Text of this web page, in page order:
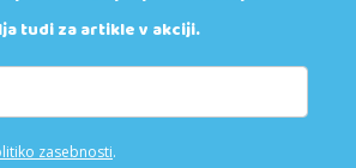
tudi za artikle v akciji.
zasebnosti.